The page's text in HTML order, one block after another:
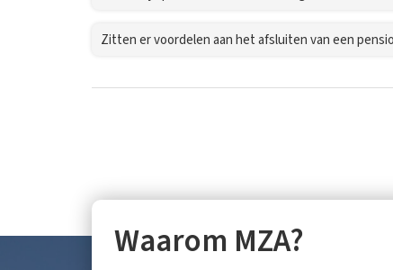
Zitten er voordelen aan het afsluiten van een
Waarom MZA?